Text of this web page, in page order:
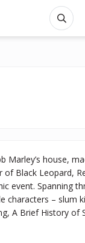
Marley’s house,
of Black Leopard,
event. Spanning
characters – slum
A Brief History of